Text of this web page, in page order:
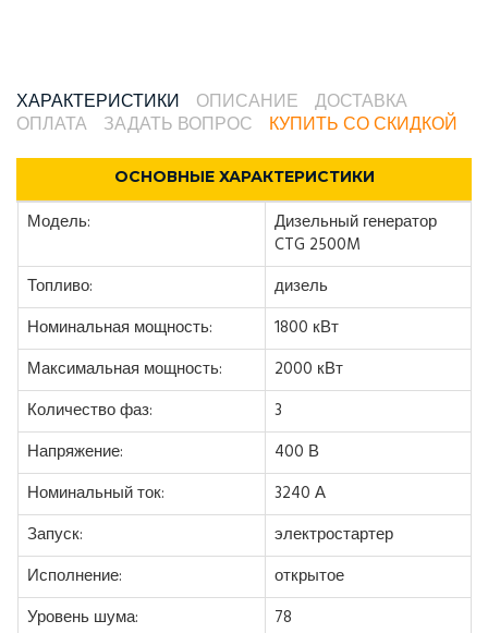
ХАРАКТЕРИСТИКИ ОПИСАНИЕ
ДОСТАВКА
ОПЛАТА
ЗАДАТЬ ВОПРОС КУПИТЬ СО СКИДКОЙ
ОСНОВНЫЕ ХАРАКТЕРИСТИКИ
Модель:
Дизельный генератор
CTG 2500M
Топливо:
дизель
Номинальная мощность:
1800 кВт
Максимальная мощность:
2000 кВт
Количество фаз:
3
Напряжение:
400 В
Номинальный ток:
3240 А
Запуск:
электростартер
Исполнение:
открытое
Уровень шума:
78